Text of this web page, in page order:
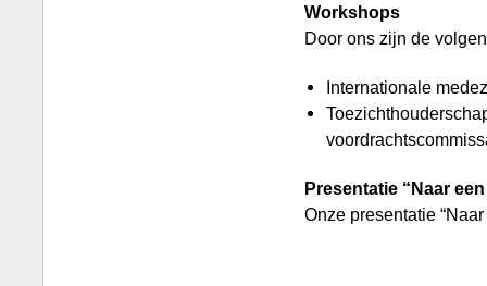
Workshops
Door ons zijn de
Internationale
Presentatie “Naar
Onze presentatie